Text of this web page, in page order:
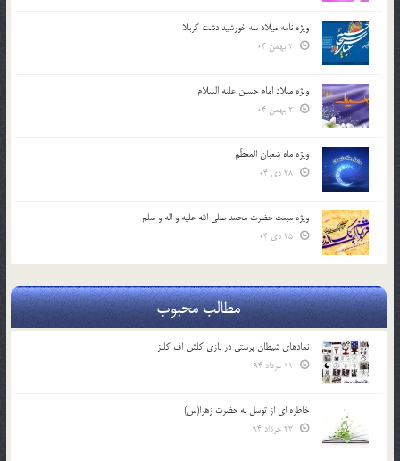
ویژه نامه میلاد سه خورشید دشت کربلا
ویژه میلاد امام حسین علیه السلام
ویژه ماه شعبان المعظّم
ویژه مبعث حضرت محمد صلی الله علیه و اله و سلم
مطالب محبوب
نمادهای شیطان پرستی در بازی کلش آف کلنز
خاطره ای از توسل به حضرت زهرا(س)